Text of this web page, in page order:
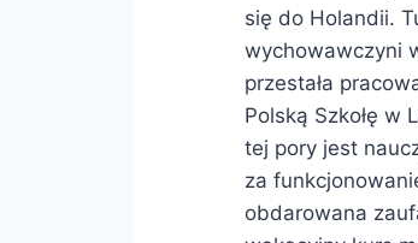
się do Holandii.
wychowawczyni
przestała
Polską Szkołę w
tej pory jest
za
obdarowana